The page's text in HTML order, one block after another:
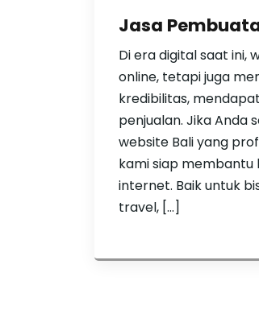
Jasa
Di era digital saat ini,
online, tetapi juga
kredibilitas,
penjualan. Jika Anda
website Bali yang
kami siap membantu
internet. Baik untuk
travel, […]